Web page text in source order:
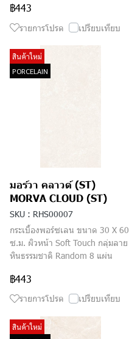
฿443
รายการโปรด เปรียบเทียบ
สินค้าใหม่
PORCELAIN
มอร์วา คลาวด์ (ST)
MORVA CLOUD (ST)
SKU : RHS00007
กระเบื้องพอร์ซเลน ขนาด 30 X 60
ซ.ม. ผิวหน้า Soft Touch กลุ่มลาย
หินธรรมชาติ Random 8 แผ่น
฿443
รายการโปรด เปรียบเทียบ
สินค้าใหม่